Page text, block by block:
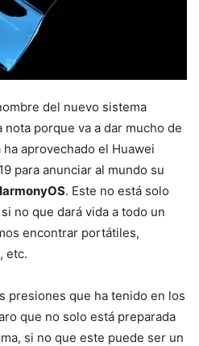
del nuevo sistema
porque va a dar mucho de
aprovechado el Huawei
para anunciar al mundo su
. Este no está solo
no que dará vida a todo un
encontrar portátiles,
etc.
presiones que ha tenido en los
que no solo está preparada
si no que este puede ser un